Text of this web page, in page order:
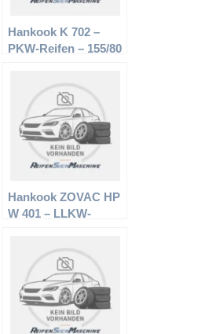
Hankook K 702 –
PKW-Reifen – 155/80
Hankook ZOVAC HP
W 401 – LLKW-